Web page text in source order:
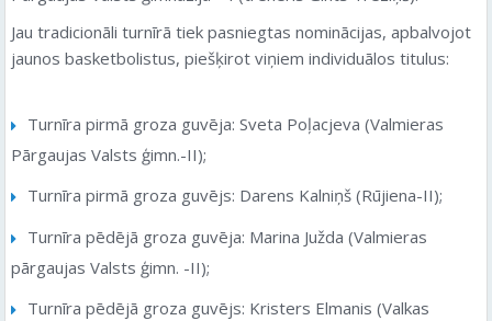
Jau tradicionāli turnīrā tiek pasniegtas nominācijas, apbalvojot
jaunos basketbolistus, piešķirot viņiem individuālos titulus:
Turnīra pirmā groza guvēja: Sveta Poļacjeva (Valmieras
Pārgaujas Valsts ģimn.-II);
Turnīra pirmā groza guvējs: Darens Kalniņš (Rūjiena-II);
Turnīra pēdējā groza guvēja: Marina Južda (Valmieras
pārgaujas Valsts ģimn. -II);
Turnīra pēdējā groza guvējs: Kristers Elmanis (Valkas